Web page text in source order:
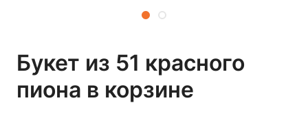
Букет из 51 красного
пиона в корзине